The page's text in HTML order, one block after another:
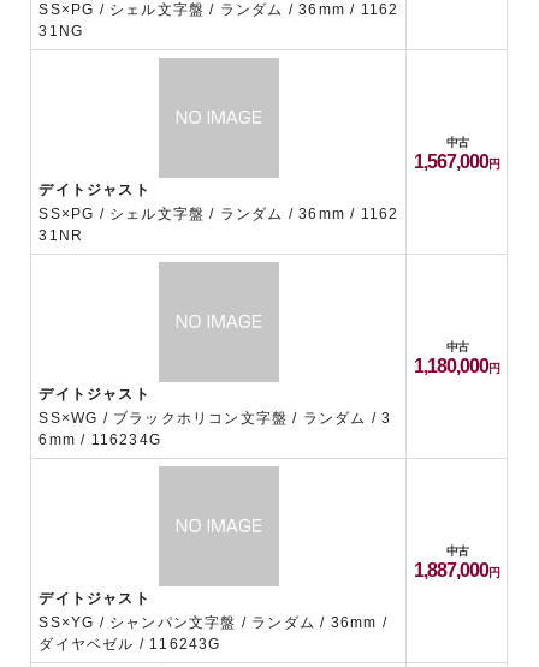
SS×PG / シェル文字盤 / ランダム / 36mm / 1162
31NG
デイトジャスト
SS×PG / シェル文字盤 / ランダム / 36mm / 1162
31NR
中古
1,567,000
デイトジャスト
SS×WG / ブラックホリコン文字盤 / ランダム / 3
6mm / 116234G
中古
1,180,000
デイトジャスト
SS×YG / シャンパン文字盤 / ランダム / 36mm /
ダイヤベゼル / 116243G
中古
1,887,000